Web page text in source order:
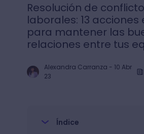
Resolución de
laborales: 13 acciones
para mantener las
relaciones entre tus
Alexandra Carranza - 10 Abr
23
Índice